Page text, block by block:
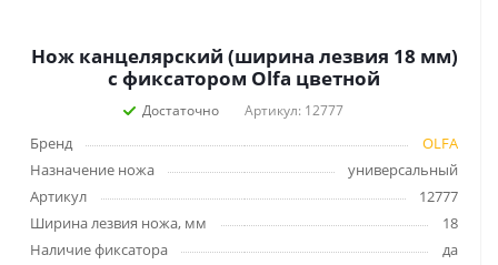
Нож канцелярский (ширина лезвия 18 мм)
с фиксатором Olfa цветной
Достаточно Артикул: 12777
Бренд
OLFA
Назначение ножа
универсальный
Артикул
12777
Ширина лезвия ножа, мм
18
Наличие фиксатора
да